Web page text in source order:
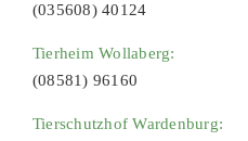
(035608) 40124
Tierheim Wollaberg:
(08581) 96160
Tierschutzhof Wardenburg: